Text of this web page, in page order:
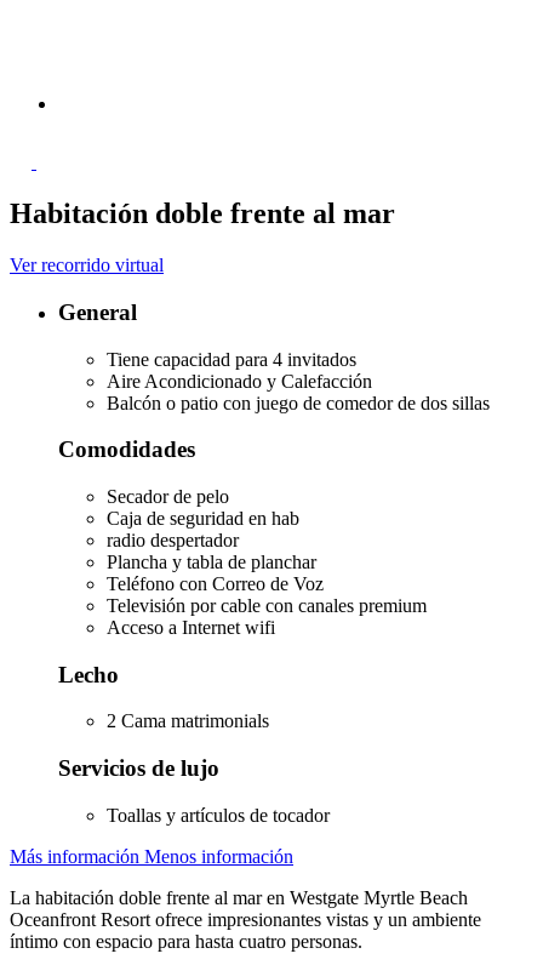
Habitación doble frente al mar
Ver recorrido virtual
General
Tiene capacidad para 4 invitados
Aire Acondicionado y Calefacción
Balcón o patio con juego de comedor de dos sillas
Comodidades
Secador de pelo
Caja de seguridad en hab
radio despertador
Plancha y tabla de planchar
Teléfono con Correo de Voz
Televisión por cable con canales premium
Acceso a Internet wifi
Lecho
2 Cama matrimonials
Servicios de lujo
Toallas y artículos de tocador
Más información Menos información
La habitación doble frente al mar en Westgate Myrtle Beach
Oceanfront Resort ofrece impresionantes vistas y un ambiente
íntimo con espacio para hasta cuatro personas.